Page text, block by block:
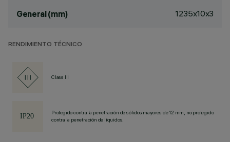
General (mm) 1235x10x3
RENDIMIENTO TÉCNICO
Class III
Protegido contra la penetración de sólidos mayores de 12 mm, no protegido
contra la penetración de líquidos.